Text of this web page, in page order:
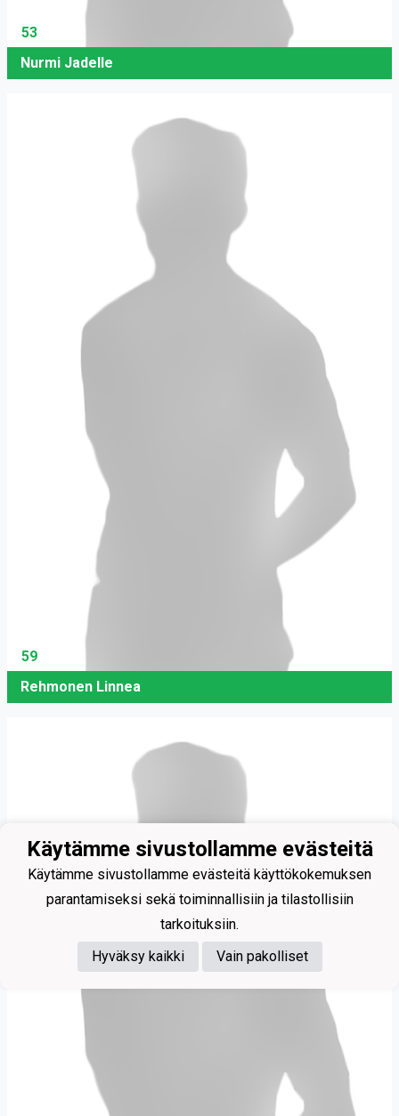
53
Nurmi Jadelle
59
Rehmonen Linnea
Käytämme sivustollamme evästeitä
Käytämme sivustollamme evästeitä käyttökokemuksen
parantamiseksi sekä toiminnallisiin ja tilastollisiin
tarkoituksiin.
Hyväksy kaikki
Vain pakolliset